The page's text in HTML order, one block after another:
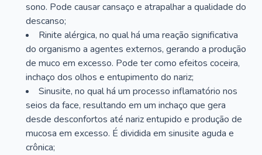
sono. Pode causar cansaço e atrapalhar a qualidade do
descanso;
Rinite alérgica, no qual há uma reação significativa
do organismo a agentes externos, gerando a produção
de muco em excesso. Pode ter como efeitos coceira,
inchaço dos olhos e entupimento do nariz;
Sinusite, no qual há um processo inflamatório nos
seios da face, resultando em um inchaço que gera
desde desconfortos até nariz entupido e produção de
mucosa em excesso. É dividida em sinusite aguda e
crônica;